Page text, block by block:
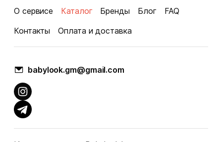
О сервисе Каталог Бренды Блог
FAQ
Контакты
Оплата и доставка
babylook.gm@gmail.com